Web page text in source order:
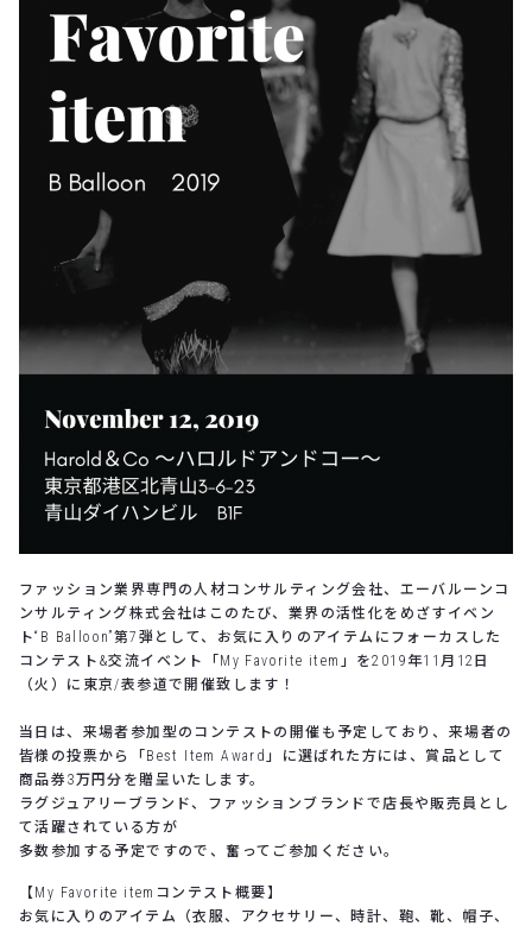
ファッション業界専門の人材コンサルティング会社、エーバルーンコ
ンサルティング株式会社はこのたび、業界の活性化をめざすイベン
ト“B Balloon”第7 弾として、お気に入りのアイテムにフォーカスした
コンテスト&交流イベント「My Favorite item」を2019年11月12日
（火）に東京/表参道で開催致します！
当日は、来場者参加型のコンテストの開催も予定しており、来場者の
皆様の投票から「Best Item Award」に選ばれた方には、賞品として
商品券3万円分を贈呈いたします。
ラグジュアリーブランド、ファッションブランドで店長や販売員とし
て活躍されている方が
多数参加する予定ですので、奮ってご参加ください。
【 My Favorite item コンテスト概要】
お気に入りのアイテム（衣服、アクセサリー、時計、鞄、靴、帽子、